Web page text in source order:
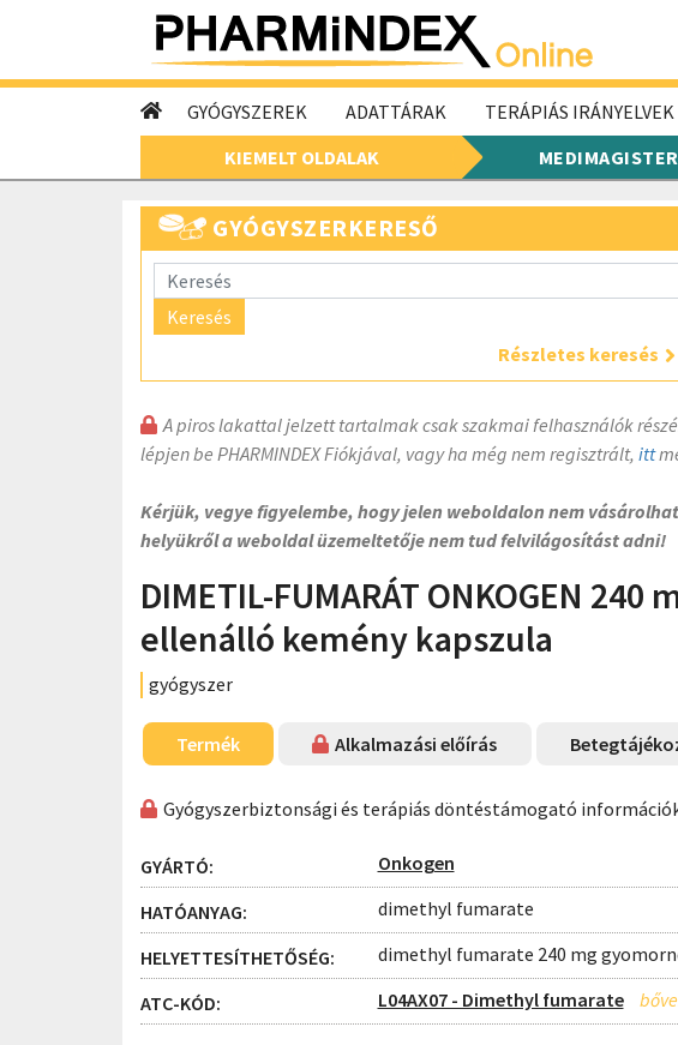
GYÓGYSZEREK ADATTÁRAK TERÁPIÁS IRÁNYELVEK
KIEMELT OLDALAK
MEDIMAGISTER
GYÓGYSZERKERESŐ
Keresés
Részletes keresés
A piros lakattal jelzett tartalmak csak szakmai felhasználók
lépjen be PHARMINDEX Fiókjával, vagy ha még nem regisztrált, itt
Kérjük, vegye figyelembe, hogy jelen weboldalon nem
helyükről a weboldal üzemeltetője nem tud felvilágosítást adni!
DIMETIL-FUMARÁT ONKOGEN
ellenálló kemény kapszula
gyógyszer
Termék Alkalmazási előírás
Gyógyszerbiztonsági és terápiás döntéstámogató
GYÁRTÓ: Onkogen
HATÓANYAG: dimethyl fumarate
HELYETTESÍTHETŐSÉG: dimethyl fumarate 240 mg
ATC-KÓD: L04AX07 - Dimethyl fumarate